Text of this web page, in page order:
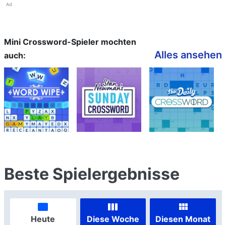
Ad
Mini Crossword-Spieler mochten
auch:
Alles ansehen
Beste Spielergebnisse
Heute Diese Woche Diesen Monat